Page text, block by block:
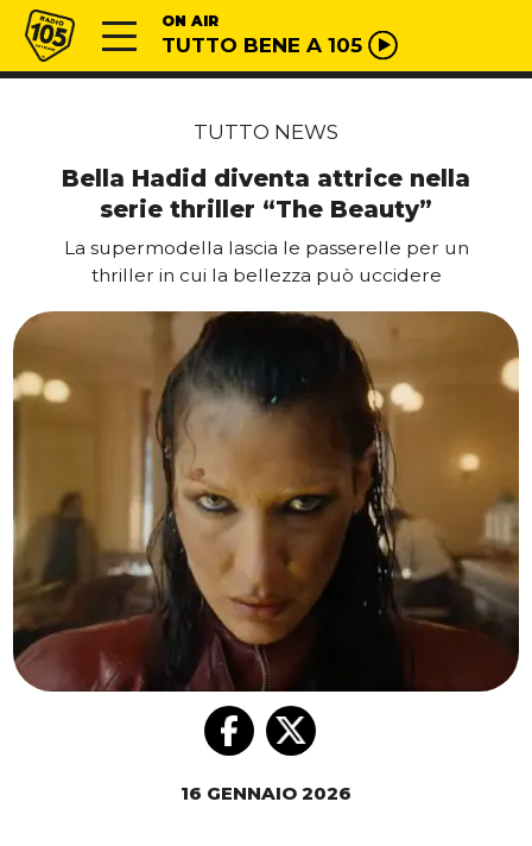
Vai al contenuto
Radio 105 ON AIR
TUTTO BENE A 105
TUTTO NEWS
Bella Hadid diventa attrice nella
serie thriller “The Beauty”
La supermodella lascia le passerelle per un
thriller in cui la bellezza può uccidere
16 GENNAIO 2026